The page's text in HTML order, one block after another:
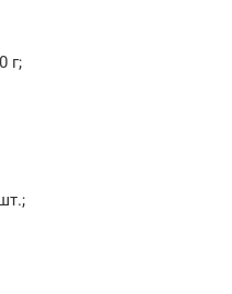
г;